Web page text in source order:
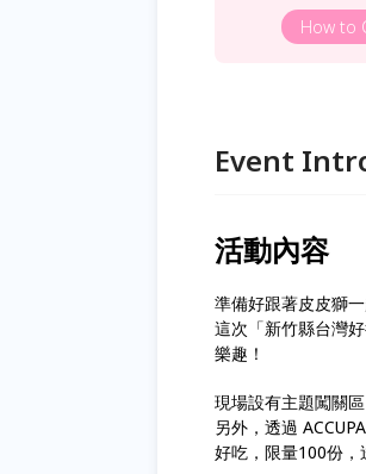
How to
Event
活動內容
準備好跟著皮皮獅
這次「新竹縣台灣
樂趣！
現場設有主題闖關
另外，透過
好吃，限量100份，